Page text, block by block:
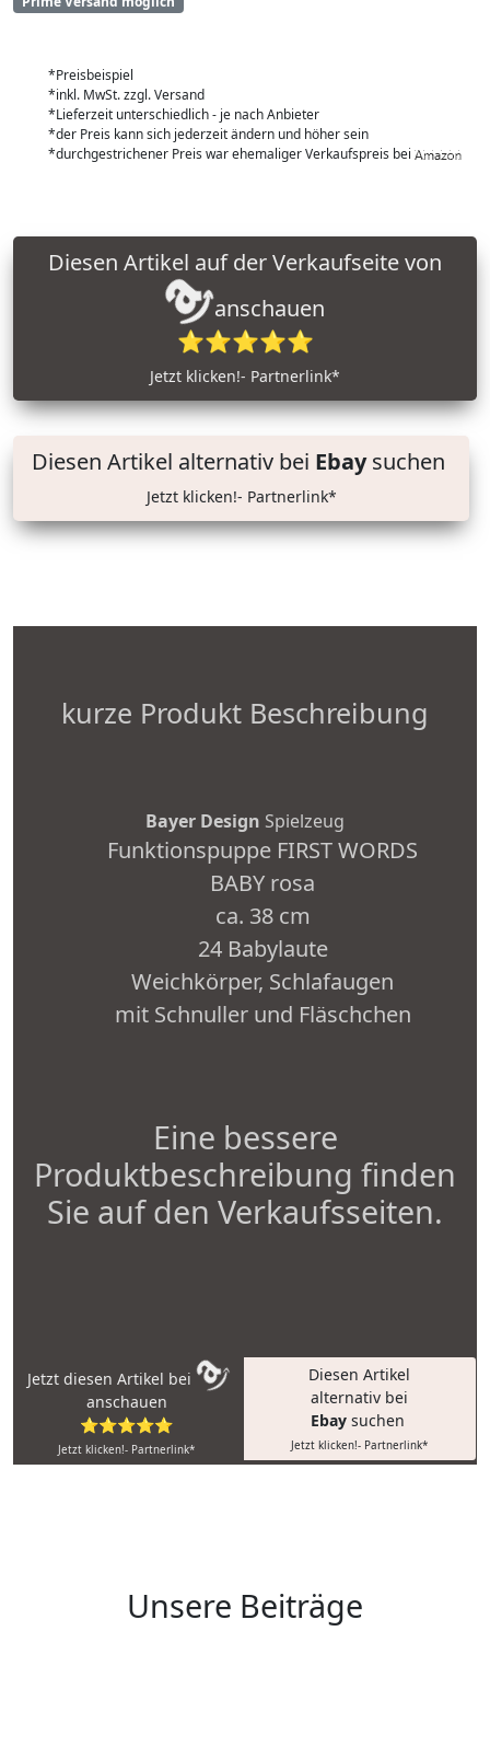
*Preisbeispiel
*inkl. MwSt. zzgl. Versand
*Lieferzeit unterschiedlich - je nach Anbieter
*der Preis kann sich jederzeit ändern und höher sein
*durchgestrichener Preis war ehemaliger Verkaufspreis bei
anschauen
⭐⭐⭐⭐⭐
Jetzt klicken!- Partnerlink*
Diesen Artikel alternativ bei Ebaysuchen
Jetzt klicken!- Partnerlink*
kurze Produkt Beschreibung
Bayer Design Spielzeug
Funktionspuppe FIRST WORDS
BABY rosa
ca. 38 cm
24 Babylaute
Weichkörper, Schlafaugen
mit Schnuller und Fläschchen
Eine bessere
Produktbeschreibung finden
Sie auf den Verkaufsseiten.
Jetzt diesen Artikel bei
anschauen
⭐⭐⭐⭐⭐
Jetzt klicken!- Partnerlink*
Diesen Artikel
alternativ bei
Ebay suchen
Jetzt klicken!- Partnerlink*
Unsere Beiträge